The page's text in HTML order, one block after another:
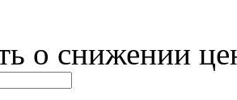
о снижении